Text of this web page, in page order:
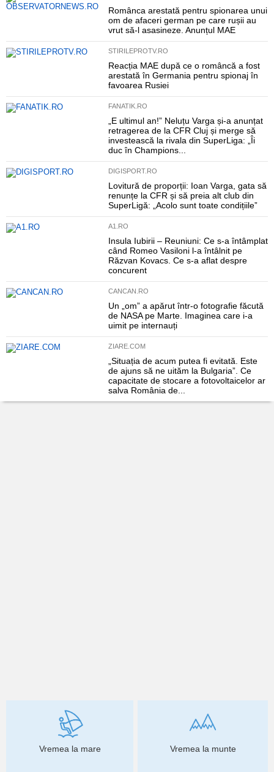
Românca arestată pentru spionarea unui
om de afaceri german pe care rușii au
vrut să-l asasineze. Anunțul MAE
STIRILEPROTV.RO
Reacția MAE după ce o româncă a fost
arestată în Germania pentru spionaj în
favoarea Rusiei
FANATIK.RO
„E ultimul an!” Neluțu Varga și-a anunțat
retragerea de la CFR Cluj și merge să
investească la rivala din SuperLiga: „Îi
duc în Champions...
DIGISPORT.RO
Lovitură de proporții: Ioan Varga, gata să
renunțe la CFR și să preia alt club din
SuperLigă: „Acolo sunt toate condițiile”
A1.RO
Insula Iubirii – Reuniuni: Ce s-a întâmplat
când Romeo Vasiloni l-a întâlnit pe
Răzvan Kovacs. Ce s-a aflat despre
concurent
CANCAN.RO
Un „om” a apărut într-o fotografie făcută
de NASA pe Marte. Imaginea care i-a
uimit pe internauți
ZIARE.COM
„Situația de acum putea fi evitată. Este
de ajuns să ne uităm la Bulgaria”. Ce
capacitate de stocare a fotovoltaicelor ar
salva România de...
Vremea la mare Vremea la munte